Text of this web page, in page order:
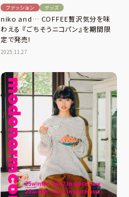
ファッション グッズ
niko and… COFFEE贅沢気分を味
わえる 『ごちそうニコパン』を期間限
定で発売!
2025.11.27